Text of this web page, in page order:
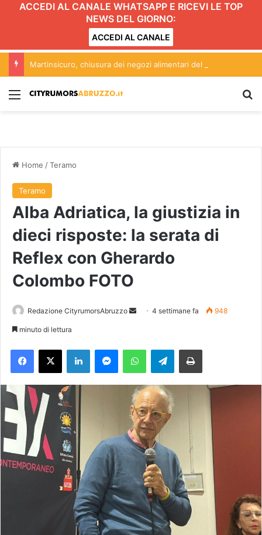
ACCEDI AL CANALE WHATSAPP E RICEVI LE TOP
NEWS DEL GIORNO:
ACCEDI AL CANALE
Menu
Home /Teramo
Teramo
Alba Adriatica, la giustizia in
dieci risposte: la serata di
Reflex con Gherardo
Colombo FOTO
Redazione CityrumorsAbruzzo
a
n
'
e
m
a
l
4 settimane fa 948
minuto di lettura
Telegram